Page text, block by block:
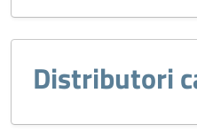
Distributori